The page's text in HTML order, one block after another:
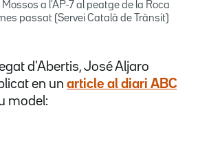
a l'AP-7 al peatge de la Roca
passat (Servei Català de Trànsit)
d'Abertis, José Aljaro
en un article al diari ABC
model: